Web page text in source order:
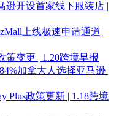
逊开设首家线下服装店 |
上线极速申请通道 |
策变更 | 1.20跨境早报
加拿大人选择亚马逊 |
Plus政策更新 | 1.18跨境